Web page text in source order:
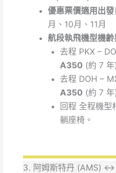
優惠票價適用出發
月、10月、11月
航段執飛機型機
去程 PKX –
A350 (約 7 年
去程 DOH –
A350 (約 7
回程 全程機型
躺座椅。
3. 阿姆斯特丹 (AMS) ↔